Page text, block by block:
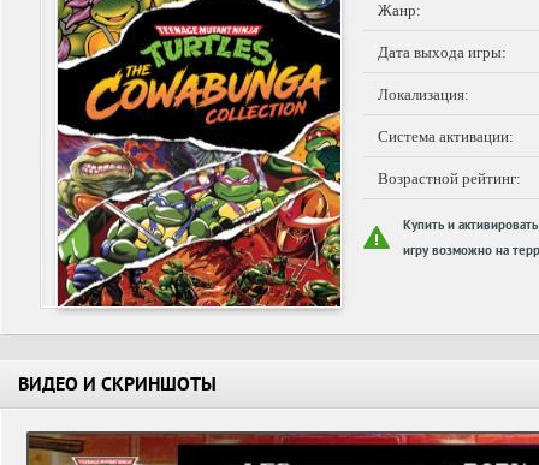
Жанр:
Дата выхода игры:
Локализация:
Система активации:
Возрастной рейтинг:
Купить и активировать
игру возможно на
ВИДЕО И СКРИНШОТЫ